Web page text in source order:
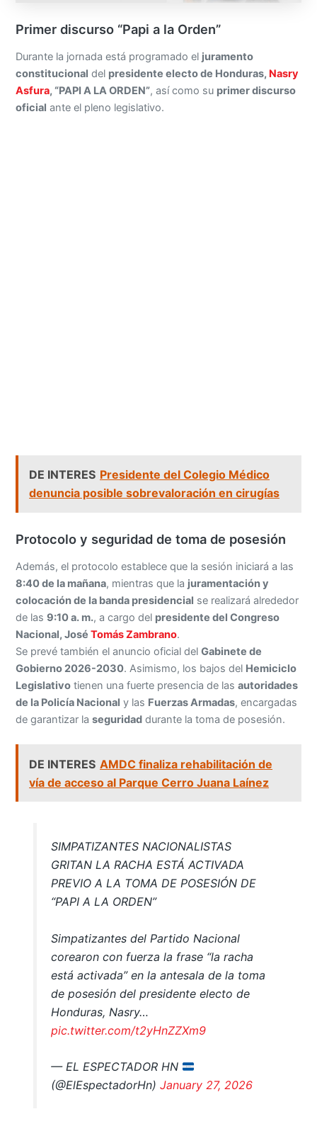
Primer discurso “Papi a la Orden”
Durante la jornada está programado el juramento
constitucional del presidente electo de Honduras, Nasry
Asfura, “PAPI A LA ORDEN”, así como su primer discurso
oficial ante el pleno legislativo.
DE INTERES Presidente del Colegio Médico
denuncia posible sobrevaloración en cirugías
Protocolo y seguridad de toma de posesión
Además, el protocolo establece que la sesión iniciará a las
8:40 de la mañana, mientras que la juramentación y
colocación de la banda presidencial se realizará alrededor
de las9:10 a. m., a cargo del presidente del Congreso
Nacional, JoséTomás Zambrano.
Se prevé también el anuncio oficial delGabinete de
Gobierno 2026-2030. Asimismo, los bajos del Hemiciclo
Legislativo tienen una fuerte presencia de lasautoridades
de la Policía Nacional y las Fuerzas Armadas, encargadas
de garantizar laseguridad durante la toma de posesión.
DE INTERES AMDC finaliza rehabilitación de
vía de acceso al Parque Cerro Juana Laínez
SIMPATIZANTES NACIONALISTAS
GRITAN LA RACHA ESTÁ ACTIVADA
PREVIO A LA TOMA DE POSESIÓN DE
“PAPI A LA ORDEN”
Simpatizantes del Partido Nacional
corearon con fuerza la frase “la racha
está activada” en la antesala de la toma
de posesión del presidente electo de
Honduras, Nasry…
pic.twitter.com/t2yHnZZXm9
— EL ESPECTADOR HN
(@ElEspectadorHn) January 27, 2026